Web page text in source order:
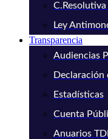
Ley
Transparencia
Audiencias
Declaración
Estadísticas
Cuenta
Anuarios